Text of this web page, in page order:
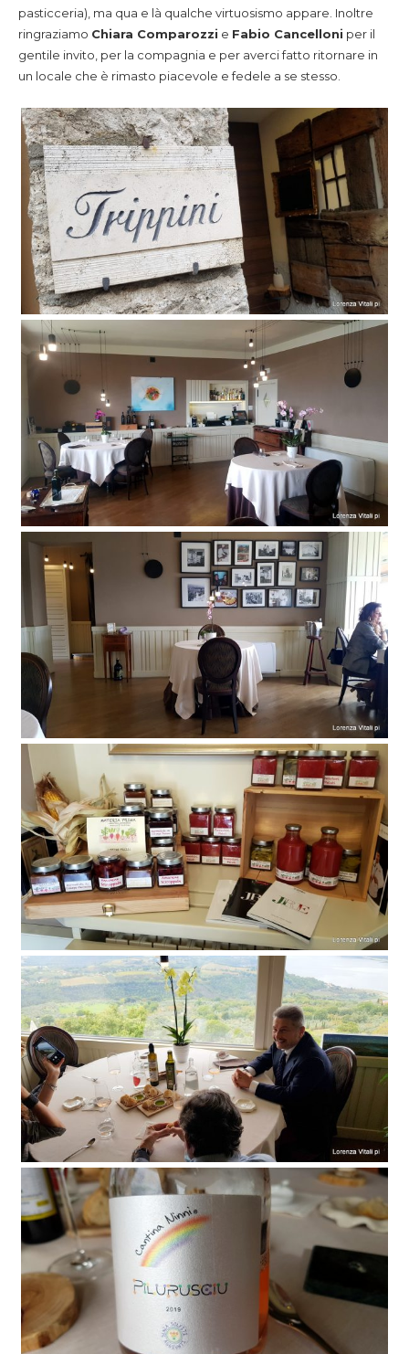
pasticceria), ma qua e là qualche virtuosismo appare. Inoltre
ringraziamo Chiara Comparozzi e Fabio Cancelloni per il
gentile invito, per la compagnia e per averci fatto ritornare in
un locale che è rimasto piacevole e fedele a se stesso.